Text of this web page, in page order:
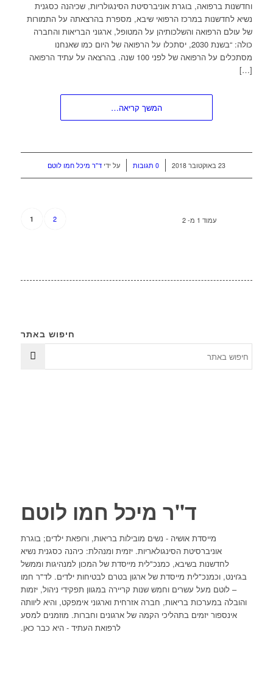
וחדשנות ברפואה, בוגרת אוניברסיטת הסינגולריות, שכיהנה כסגנית
נשיא לחדשנות במרכז הרפואי שיבא, מספרת בהרצאתה על התמורות
של עולם הרפואה והשלכותיהן על המטופל, ארגוני הבריאות והחברה
כולה: “בשנת 2030, יסתכלו על הרפואה של היום כמו שאנחנו
מסתכלים על הרפואה של לפני 100 שנה. בהרצאה על עתיד הרפואה
[…]
המשך קריאה…
23 באוקטובר 2018 / 0 תגובות על ידי ד"ר מיכל חמו לוטם
עמוד 1 מ- 2 1 2
חיפוש באתר
ד"ר מיכל חמו לוטם
מייסדת אושיה - נשים מובילות בריאות, ורופאת ילדים; בוגרת
אוניברסיטת הסינגולאריות. יזמית ומנהלת: כיהנה כסגנית נשיא
לחדשנות בשיבא, כמנכ"לית מייסדת של המכון למנהיגות וממשל
בג'וינט, וכמנכ"לית מייסדת של ארגון בטרם לבטיחות ילדים. לד"ר חמו
– לוטם מעל עשרים וחמש שנות קריירה במגוון תפקידי ניהול, יזמות
והובלה במערכות בריאות, חברה אזרחית וארגוני אימפקט, והיא ליוותה
אינספור יזמים בתהליכי הקמה של ארגונים וחברות. מוזמנים למסע
לרפואת העתיד - היא כבר כאן.